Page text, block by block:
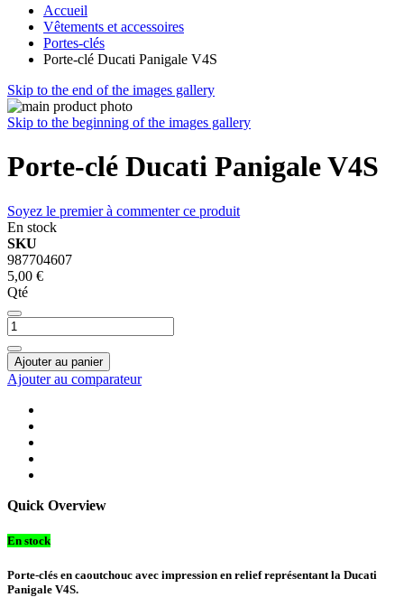
Accueil
Vêtements et accessoires
Portes-clés
Porte-clé Ducati Panigale V4S
Skip to the end of the images gallery
Skip to the beginning of the images gallery
Porte-clé Ducati Panigale V4S
Soyez le premier à commenter ce produit
En stock
SKU
987704607
5,00 €
Qté
Ajouter au panier
Ajouter au comparateur
Quick Overview
En stock
Porte-clés en caoutchouc avec impression en relief représentant la Ducati
Panigale V4S.